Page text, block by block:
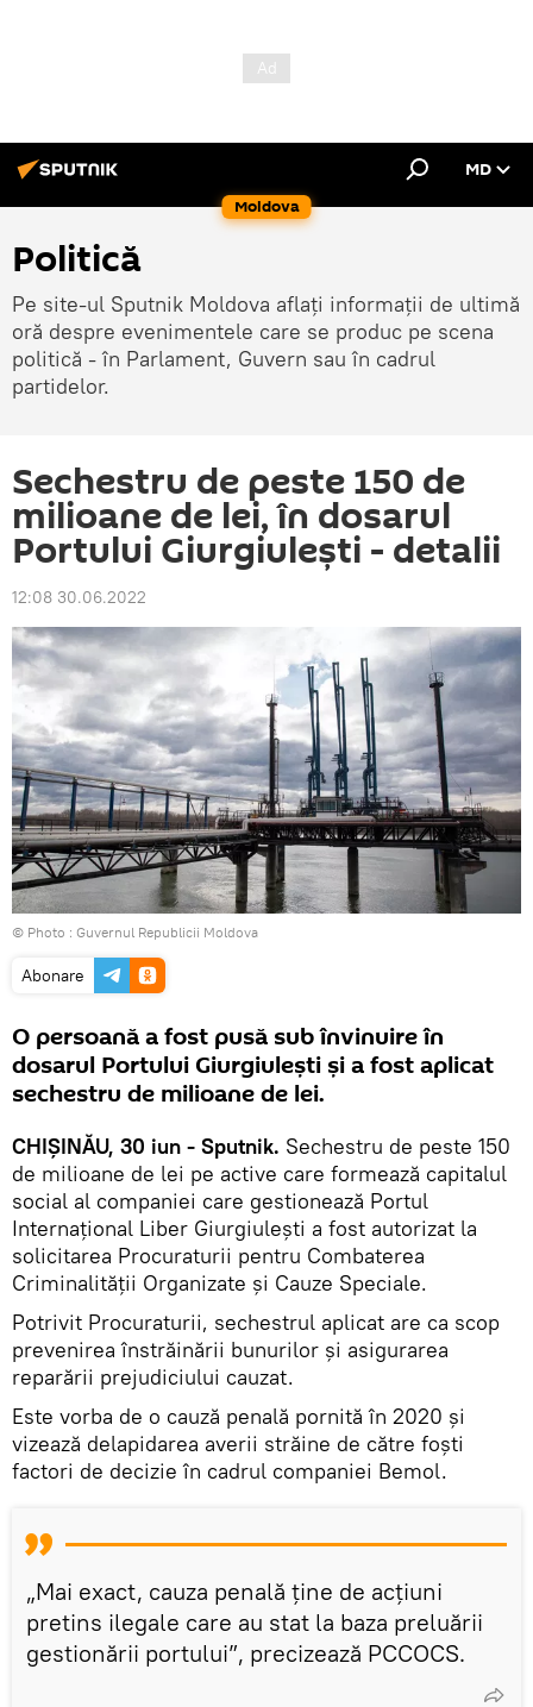
Moldova
MD
Politică
Pe site-ul Sputnik Moldova aflați informații de ultimă
oră despre evenimentele care se produc pe scena
politică - în Parlament, Guvern sau în cadrul
partidelor.
Sechestru de peste 150 de
milioane de lei, în dosarul
Portului Giurgiulești - detalii
12:08 30.06.2022
© Photo : Guvernul Republicii Moldova
Abonare
O persoană a fost pusă sub învinuire în
dosarul Portului Giurgiulești și a fost aplicat
sechestru de milioane de lei.
CHIȘINĂU, 30 iun - Sputnik. Sechestru de peste 150
de milioane de lei pe active care formează capitalul
social al companiei care gestionează Portul
Internaţional Liber Giurgiuleşti a fost autorizat la
solicitarea Procuraturii pentru Combaterea
Criminalității Organizate și Cauze Speciale.
Potrivit Procuraturii, sechestrul aplicat are ca scop
prevenirea înstrăinării bunurilor și asigurarea
reparării prejudiciului cauzat.
Este vorba de o cauză penală pornită în 2020 și
vizează delapidarea averii străine de către foști
factori de decizie în cadrul companiei Bemol.
„Mai exact, cauza penală ține de acțiuni
pretins ilegale care au stat la baza preluării
gestionării portului”, precizează PCCOCS.